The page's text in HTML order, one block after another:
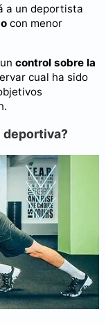
a un deportista
con menor
control sobre la
cual ha sido
deportiva?